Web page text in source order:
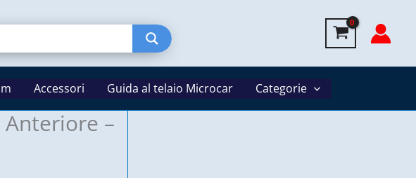
Accessori Guida al telaio Microcar Categorie
–
-
Ligier
Js50
/
Ixo